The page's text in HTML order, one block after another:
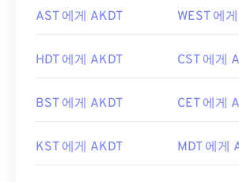
AST 에게 AKDT WEST 에
HDT 에게 AKDT CST 에게
BST 에게 AKDT CET 에게
KST 에게 AKDT MDT 에게